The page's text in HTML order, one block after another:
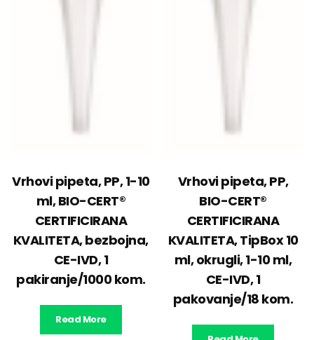
Vrhovi pipeta, PP, 1-10
ml, BIO-CERT®
CERTIFICIRANA
KVALITETA, bezbojna,
CE-IVD, 1
pakiranje/1000 kom.
Read More
Vrhovi pipeta, PP,
BIO-CERT®
CERTIFICIRANA
KVALITETA, TipBox 10
ml, okrugli, 1-10 ml,
CE-IVD, 1
pakovanje/18 kom.